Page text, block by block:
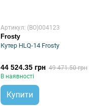
Артикул: (BO)004123
Frosty
Кутер HLQ-14 Frosty
44 524.35 грн 49 471.50 грн
В наявності
Купити